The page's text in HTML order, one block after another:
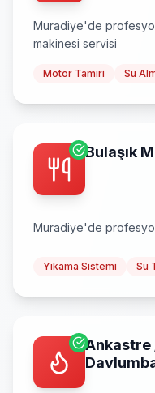
Muradiye'de
makinesi servisi
Motor Tamiri Su
Bulaşık
Muradiye'de
Yıkama Sistemi Su
Ankastre